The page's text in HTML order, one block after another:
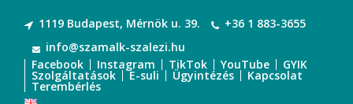
1119 Budapest, Mérnök u. 39.
+36 1 883-3655
info@szamalk-szalezi.hu
Facebook
Instagram TikTok YouTube GYIK
Szolgáltatások E-suli Ügyintézés Kapcsolat
Terembérlés